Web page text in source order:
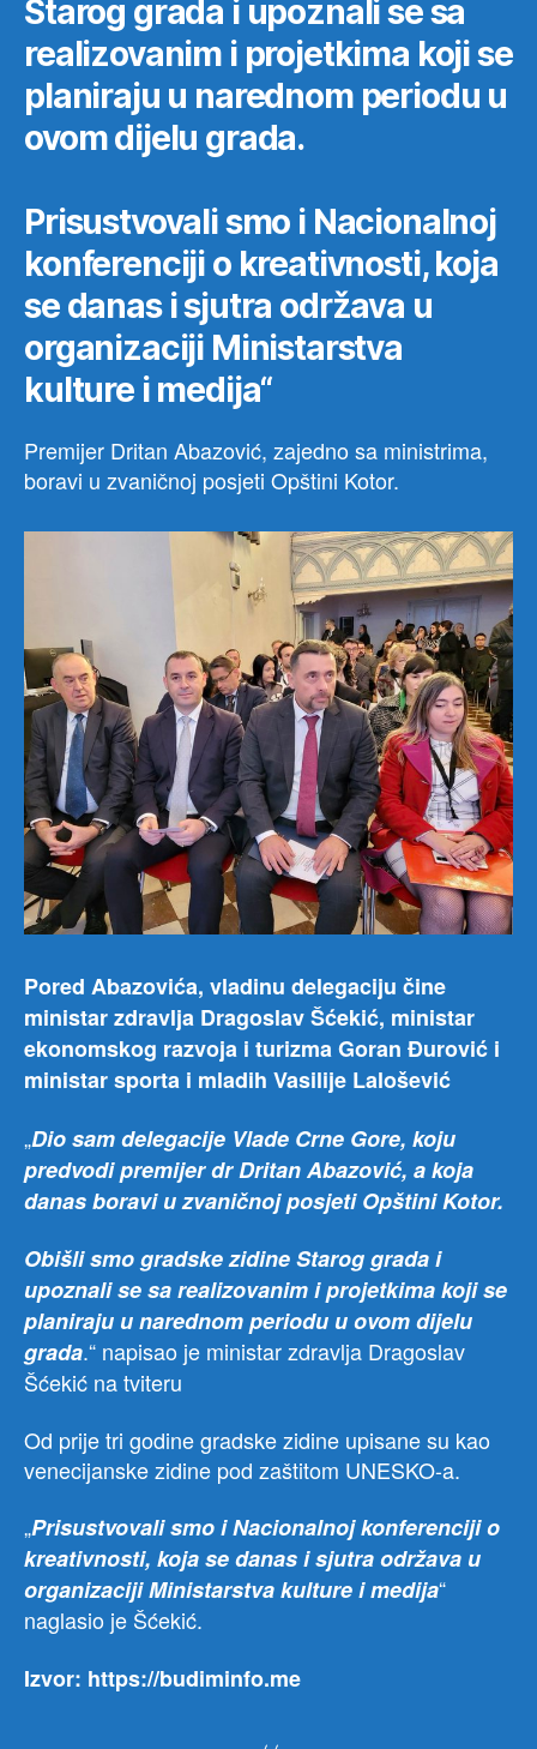
u
Starog grada i upoznali se sa
realizovanim i projetkima koji se
planiraju u narednom periodu u
ovom dijelu grada.
Prisustvovali smo i Nacionalnoj
konferenciji o kreativnosti, koja
se danas i sjutra održava u
organizaciji Ministarstva
kulture i medija“
Premijer Dritan Abazović, zajedno sa ministrima,
boravi u zvaničnoj posjeti Opštini Kotor.
Pored Abazovića, vladinu delegaciju čine
ministar zdravlja Dragoslav Šćekić, ministar
ekonomskog razvoja i turizma Goran Đurović i
ministar sporta i mladih Vasilije Lalošević
„Dio sam delegacije Vlade Crne Gore, koju
predvodi premijer dr Dritan Abazović, a koja
danas boravi u zvaničnoj posjeti Opštini Kotor.
Obišli smo gradske zidine Starog grada i
upoznali se sa realizovanim i projetkima koji se
planiraju u narednom periodu u ovom dijelu
grada.“ napisao je ministar zdravlja Dragoslav
Šćekić na tviteru
Od prije tri godine gradske zidine upisane su kao
venecijanske zidine pod zaštitom UNESKO-a.
„Prisustvovali smo i Nacionalnoj konferenciji o
kreativnosti, koja se danas i sjutra održava u
organizaciji Ministarstva kulture i medija“
naglasio je Šćekić.
Izvor: https://budiminfo.me